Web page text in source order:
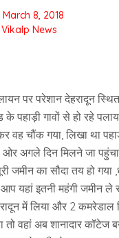
March 8, 2018
News
पर परेशान देहरादून
पहाड़ी गावों से हो रहे
चौंक गया, लिखा था
ओर अगले दिन मिलने जा
जमीन का सौदा तय हो
यहां इतनी महंगी जमीन ले
में लिया और 2 कमरेडाल
तो वहां अब शानादार